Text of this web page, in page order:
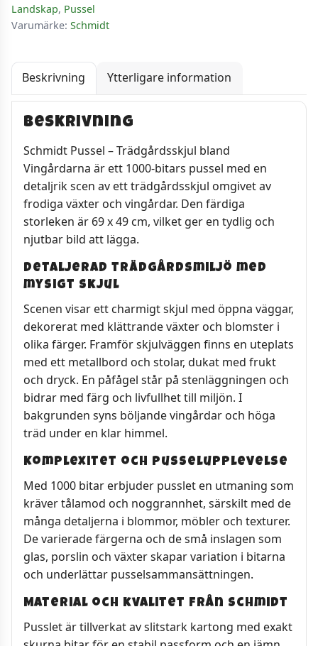
Landskap, Pussel
Varumärke: Schmidt
Beskrivning Ytterligare information
Beskrivning
Schmidt Pussel – Trädgårdsskjul bland
Vingårdarna är ett 1000-bitars pussel med en
detaljrik scen av ett trädgårdsskjul omgivet av
frodiga växter och vingårdar. Den färdiga
storleken är 69 x 49 cm, vilket ger en tydlig och
njutbar bild att lägga.
Detaljerad trädgårdsmiljö med
mysigt skjul
Scenen visar ett charmigt skjul med öppna väggar,
dekorerat med klättrande växter och blomster i
olika färger. Framför skjulväggen finns en uteplats
med ett metallbord och stolar, dukat med frukt
och dryck. En påfågel står på stenläggningen och
bidrar med färg och livfullhet till miljön. I
bakgrunden syns böljande vingårdar och höga
träd under en klar himmel.
Komplexitet och pusselupplevelse
Med 1000 bitar erbjuder pusslet en utmaning som
kräver tålamod och noggrannhet, särskilt med de
många detaljerna i blommor, möbler och texturer.
De varierade färgerna och de små inslagen som
glas, porslin och växter skapar variation i bitarna
och underlättar pusselsammansättningen.
Material och kvalitet från Schmidt
Pusslet är tillverkat av slitstark kartong med exakt